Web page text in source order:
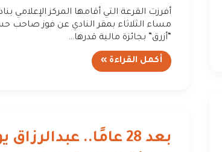
أفرزت القرعة التي أقامها المركز الإعلامي
مساء الثلاثاء بمقر النادي عن فوز صاحب
“أزرق” بجائزة مالية قدرها…
أكمل القراءة »
بعد 28 عامًا.. عبدالرزاق